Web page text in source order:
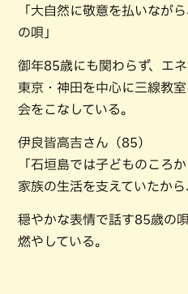
「大自然に敬意を払いなが
の唄」
御年85歳にも関わらず、エ
東京・神田を中心に三線教
会をこなしている。
伊良皆高吉さん（85）
「石垣島では子どものころ
家族の生活を支えていたから
穏やかな表情で話す85歳の
燃やしている。